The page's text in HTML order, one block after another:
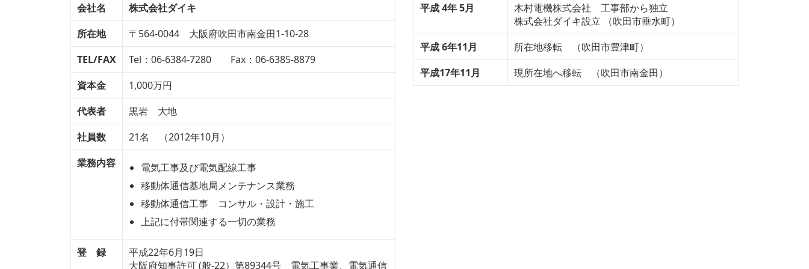
会社名
株式会社ダイキ
所在地
〒564-0044 大阪府吹田市南金田1-10-28
TEL/FAX
Tel：06-6384-7280 Fax：06-6385-8879
資本金
1,000万円
代表者
黒岩 大地
社員数
21名 （2012年10月）
業務内容
電気工事及び電気配線工事
移動体通信基地局メンテナンス業務
移動体通信工事 コンサル・設計・施工
上記に付帯関連する一切の業務
登 録
平成22年6月19日
大阪府知事許可 (般-22）第89344号 電気工事業、電気通信
平成 4年 5月
木村電機株式会社 工事部から独立
株式会社ダイキ設立 （吹田市垂水町）
平成 6年11月
所在地移転 （吹田市豊津町）
平成17年11月
現所在地へ移転 （吹田市南金田）